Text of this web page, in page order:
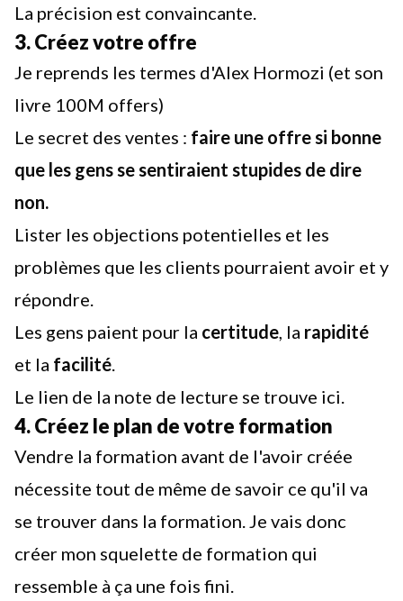
La précision est convaincante.
3. Créez votre offre
Je reprends les termes d'Alex Hormozi (et son
livre 100M offers)
Le secret des ventes : faire une offre si bonne
que les gens se sentiraient stupides de dire
non.
Lister les objections potentielles et les
problèmes que les clients pourraient avoir et y
répondre.
Les gens paient pour la certitude , la rapidité
et la facilité
Le lien de la note de lecture se trouve ici
4. Créez le plan de votre formation
Vendre la formation avant de l'avoir créée
nécessite tout de même de savoir ce qu'il va
se trouver dans la formation. Je vais donc
créer mon squelette de formation qui
ressemble à ça une fois fini.